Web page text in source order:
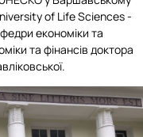
of LifeSciences-
економіки та
та фінансів доктора
.